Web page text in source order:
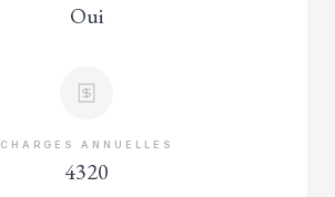
Oui
CHARGES ANNUELLES
4320